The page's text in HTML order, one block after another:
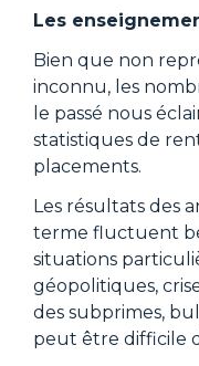
Les
Bien que non
inconnu, les
le passé nous
statistiques de
placements.
Les résultats des
terme fluctuent
situations
géopolitiques,
des subprimes,
peut être difficile